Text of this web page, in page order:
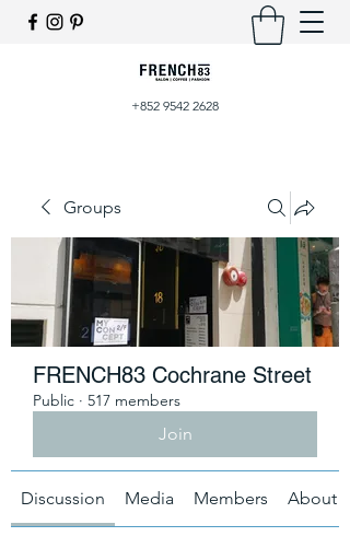
+852 9542 2628
Groups
FRENCH83 Cochrane Street
Public · 517 members
Join
Discussion Media Members About